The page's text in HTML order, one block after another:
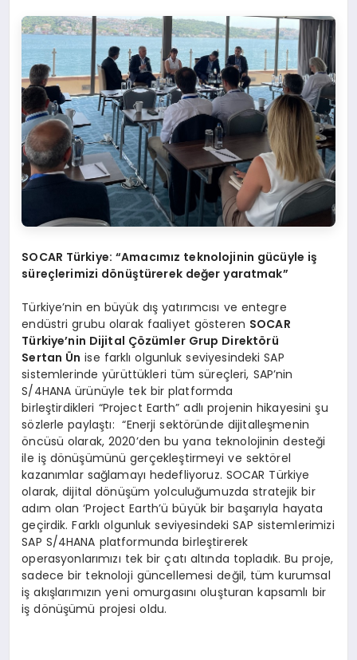
SOCAR Türkiye: “Amacımız teknolojinin gücüyle iş
süreçlerimizi dönüştürerek değer yaratmak”
Türkiye’nin en büyük dış yatırımcısı ve entegre
endüstri grubu olarak faaliyet gösteren SOCAR
Türkiye’nin Dijital Çözümler Grup Direktörü
Sertan Ün ise farklı olgunluk seviyesindeki SAP
sistemlerinde yürüttükleri tüm süreçleri, SAP’nin
S/4HANA ürünüyle tek bir platformda
birleştirdikleri “Project Earth” adlı projenin hikayesini şu
sözlerle paylaştı: “Enerji sektöründe dijitalleşmenin
öncüsü olarak, 2020’den bu yana teknolojinin desteği
ile iş dönüşümünü gerçekleştirmeyi ve sektörel
kazanımlar sağlamayı hedefliyoruz. SOCAR Türkiye
olarak, dijital dönüşüm yolculuğumuzda stratejik bir
adım olan ‘Project Earth’ü büyük bir başarıyla hayata
geçirdik. Farklı olgunluk seviyesindeki SAP sistemlerimizi
SAP S/4HANA platformunda birleştirerek
operasyonlarımızı tek bir çatı altında topladık. Bu proje,
sadece bir teknoloji güncellemesi değil, tüm kurumsal
iş akışlarımızın yeni omurgasını oluşturan kapsamlı bir
iş dönüşümü projesi oldu.